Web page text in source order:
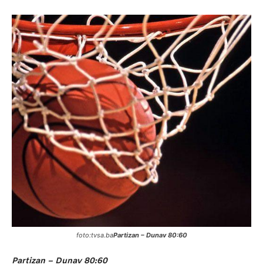
foto:tvsa.baPartizan – Dunav 80:60
Partizan – Dunav 80:60